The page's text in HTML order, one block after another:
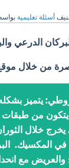
أسئلة تعليمية
الدرعي
من خلال
يتميز
يتكون من طبقات
يخرج خلال
في المكسيك.
مع